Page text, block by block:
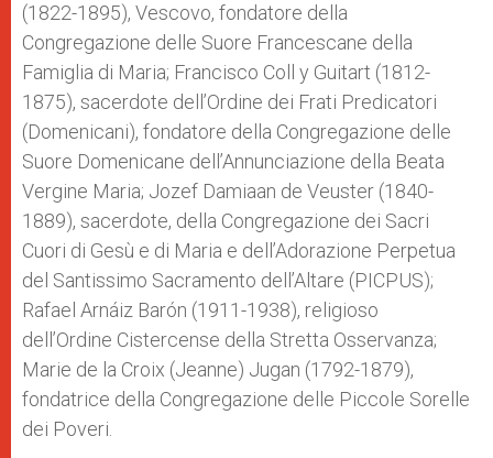
(1822-1895), Vescovo, fondatore della
Congregazione delle Suore Francescane della
Famiglia di Maria; Francisco Coll y Guitart (1812-
1875), sacerdote dell’Ordine dei Frati Predicatori
(Domenicani), fondatore della Congregazione delle
Suore Domenicane dell’Annunciazione della Beata
Vergine Maria; Jozef Damiaan de Veuster (1840-
1889), sacerdote, della Congregazione dei Sacri
Cuori di Gesù e di Maria e dell’Adorazione Perpetua
del Santissimo Sacramento dell’Altare (PICPUS);
Rafael Arnáiz Barón (1911-1938), religioso
dell’Ordine Cistercense della Stretta Osservanza;
Marie de la Croix (Jeanne) Jugan (1792-1879),
fondatrice della Congregazione delle Piccole Sorelle
dei Poveri.